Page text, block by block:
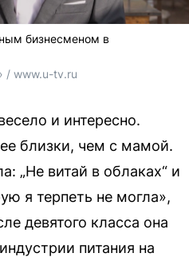
бизнесменом в
/ www.u-tv.ru
и интересно.
близки, чем с мамой.
„Не витай в облаках“ и
я терпеть не могла»,
девятого класса она
питания на